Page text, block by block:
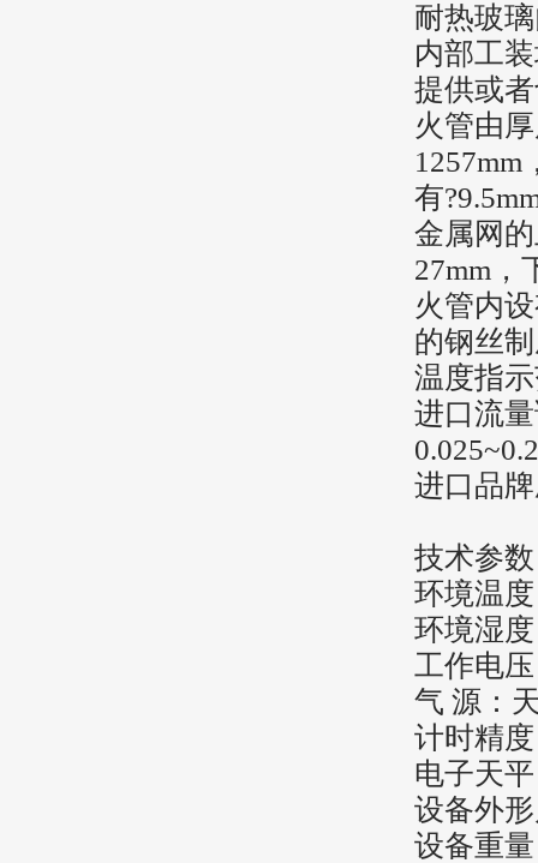
耐热玻
内部工
提供或
火管由
1257mm
有
金属网
27mm，
火管内
的钢丝
温度指
进口流
进口品
技术参数
环境温
环境湿
工作电
气 源：
计时精
电子天
设备外
设备重